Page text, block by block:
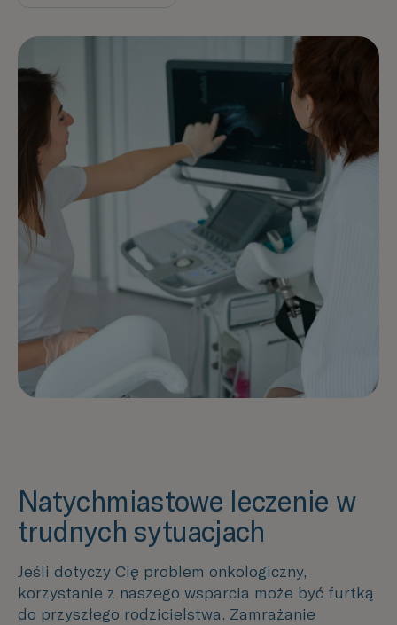
Natychmiastowe leczenie w
trudnych sytuacjach
Jeśli dotyczy Cię problem onkologiczny,
korzystanie z naszego wsparcia może być furtką
do przyszłego rodzicielstwa. Zamrażanie